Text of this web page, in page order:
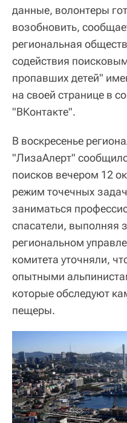
данные, волонтеры
возобновить,
региональная
содействия
пропавших детей"
на своей странице в
"ВКонтакте".
В воскресенье
"ЛизаАлерт"
поисков вечером 12
режим точечных
заниматься
спасатели, выполняя
региональном
комитета уточняли,
опытными
которые обследуют
пещеры.